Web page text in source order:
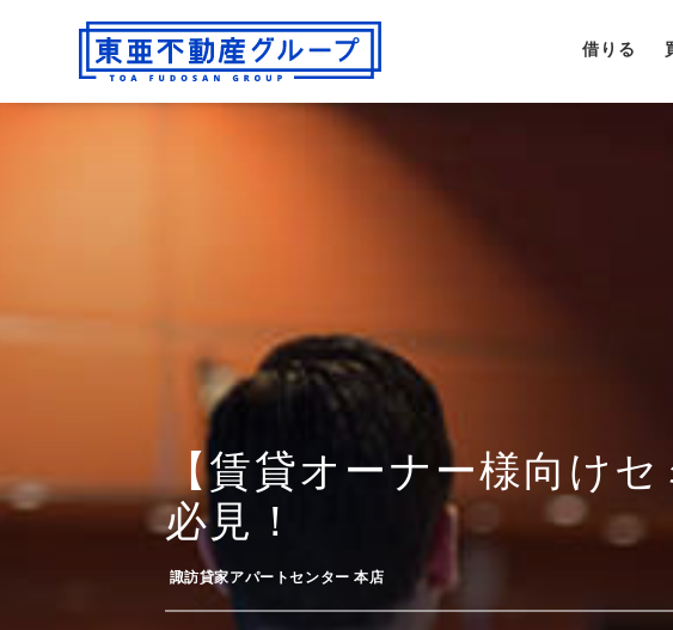
借りる
【賃貸オーナー様向け
必見！
諏訪貸家アパートセンター 本店